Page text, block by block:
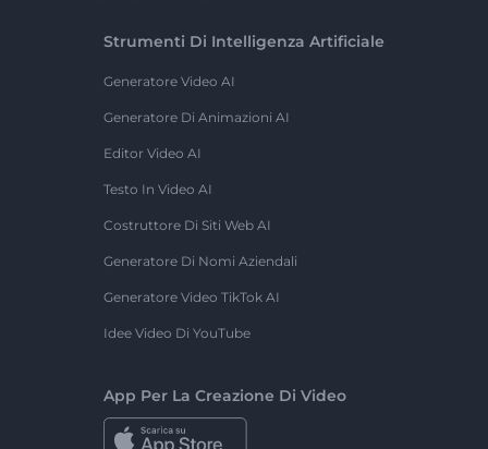
Strumenti Di Intelligenza Artificiale
Generatore Video AI
Generatore Di Animazioni AI
Editor Video AI
Testo In Video AI
Costruttore Di Siti Web AI
Generatore Di Nomi Aziendali
Generatore Video TikTok AI
Idee Video Di YouTube
App Per La Creazione Di Video